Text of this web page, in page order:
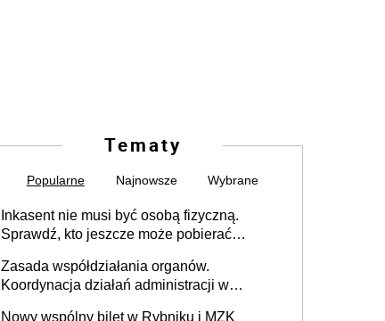
Tematy
Popularne Najnowsze Wybrane
Inkasent nie musi być osobą fizyczną.
Sprawdź, kto jeszcze może pobierać
Zasada współdziałania organów.
Koordynacja działań administracji w
Nowy wspólny bilet w Rybniku i MZK